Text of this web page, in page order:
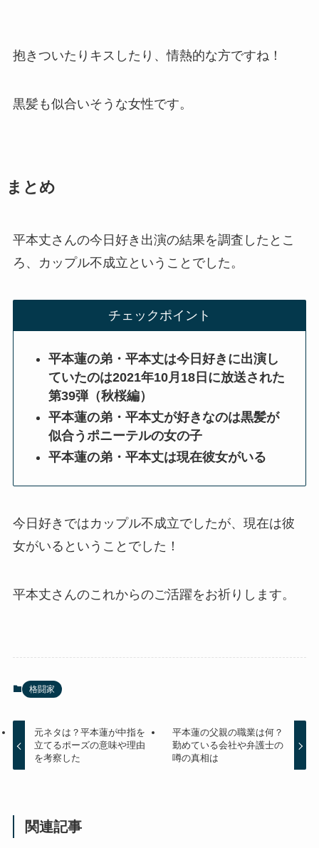
抱きついたりキスしたり、情熱的な方ですね！
黒髪も似合いそうな女性です。
まとめ
平本丈さんの今日好き出演の結果を調査したとこ
ろ、カップル不成立ということでした。
チェックポイント
平本蓮の弟・平本丈は今日好きに出演し
ていたのは2021年10月18日に放送された
第39弾（秋桜編）
平本蓮の弟・平本丈が好きなのは黒髪が
似合うポニーテルの女の子
平本蓮の弟・平本丈は現在彼女がいる
今日好きではカップル不成立でしたが、現在は彼
女がいるということでした！
平本丈さんのこれからのご活躍をお祈りします。
格闘家
元ネタは？平本蓮が中指を
立てるポーズの意味や理由
を考察した
平本蓮の父親の職業は何？
勤めている会社や弁護士の
噂の真相は
関連記事